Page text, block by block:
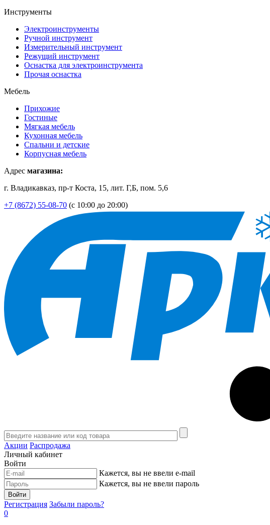
Инструменты
Электроинструменты
Ручной инструмент
Измерительный инструмент
Режущий инструмент
Оснастка для электроинструмента
Прочая оснастка
Мебель
Прихожие
Гостиные
Мягкая мебель
Кухонная мебель
Спальни и детские
Корпусная мебель
Адрес магазина:
г. Владикавказ, пр-т Коста, 15, лит. Г,Б, пом. 5,6
+7 (8672) 55-08-70 (с 10:00 до 20:00)
Акции Распродажа
Личный кабинет
Войти
Кажется, вы не ввели e-mail
Кажется, вы не ввели пароль
Войти
Регистрация Забыли пароль?
0